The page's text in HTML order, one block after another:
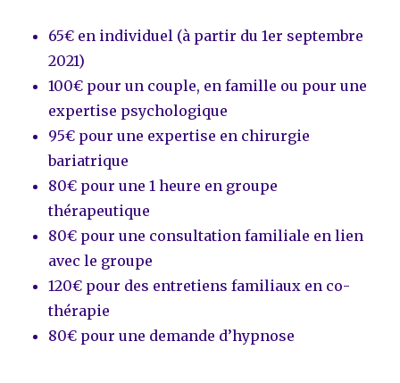
65€ en individuel (à partir du 1er septembre
2021)
100€ pour un couple, en famille ou pour une
expertise psychologique
95€ pour une expertise en chirurgie
bariatrique
80€ pour une 1 heure en groupe
thérapeutique
80€ pour une consultation familiale en lien
avec le groupe
120€ pour des entretiens familiaux en co-
thérapie
80€ pour une demande d’hypnose